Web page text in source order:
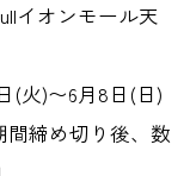
イオンモール天
(火)〜6月8日(日)
間締め切り後、数